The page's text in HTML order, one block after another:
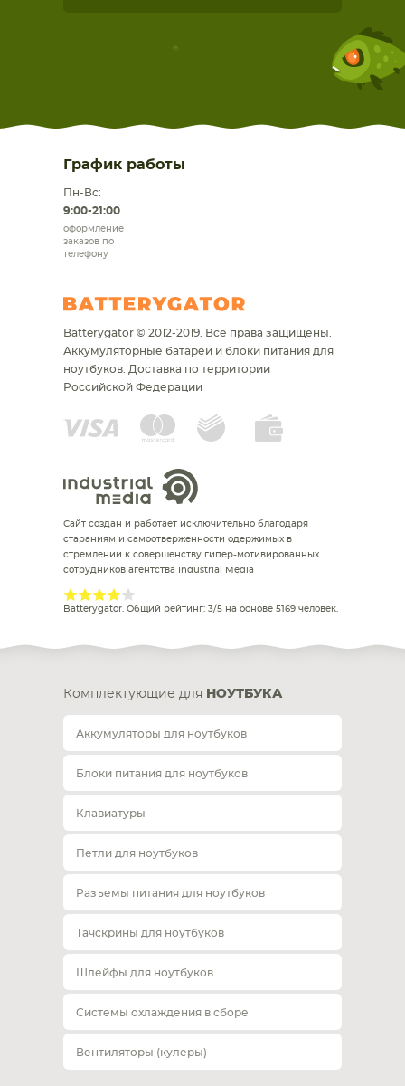
График работы
Пн-Вс:
9:00-21:00
оформление
заказов по
телефону
Batterygator © 2012-2019. Все права защищены.
Аккумуляторные батареи и блоки питания для
ноутбуков. Доставка по территории
Российской Федерации
Сайт создан и работает исключительно благодаря
стараниям и самоотверженности одержимых в
стремлении к совершенству гипер-мотивированных
сотрудников агентства Industrial Media
Batterygator. Общий рейтинг: 3/5 на основе 5169 человек.
Комплектующие для НОУТБУКА
Аккумуляторы для ноутбуков
Блоки питания для ноутбуков
Клавиатуры
Петли для ноутбуков
Разъемы питания для ноутбуков
Тачскрины для ноутбуков
Шлейфы для ноутбуков
Системы охлаждения в сборе
Вентиляторы (кулеры)